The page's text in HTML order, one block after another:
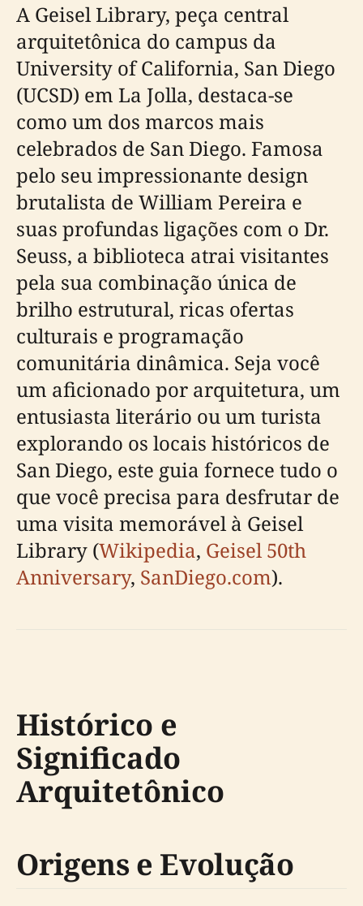
A Geisel Library, peça central
arquitetônica do campus da
University of California, San Diego
(UCSD) em La Jolla, destaca-se
como um dos marcos mais
celebrados de San Diego. Famosa
pelo seu impressionante design
brutalista de William Pereira e
suas profundas ligações com o Dr.
Seuss, a biblioteca atrai visitantes
pela sua combinação única de
brilho estrutural, ricas ofertas
culturais e programação
comunitária dinâmica. Seja você
um aficionado por arquitetura, um
entusiasta literário ou um turista
explorando os locais históricos de
San Diego, este guia fornece tudo o
que você precisa para desfrutar de
uma visita memorável à Geisel
Library (Wikipedia, Geisel 50th
Anniversary, SanDiego.com).
Histórico e
Significado
Arquitetônico
Origens e Evolução